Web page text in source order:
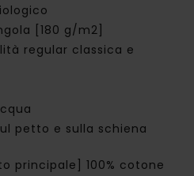
[180 g/m2]
regular classica e
petto e sulla schiena
principale] 100% cotone